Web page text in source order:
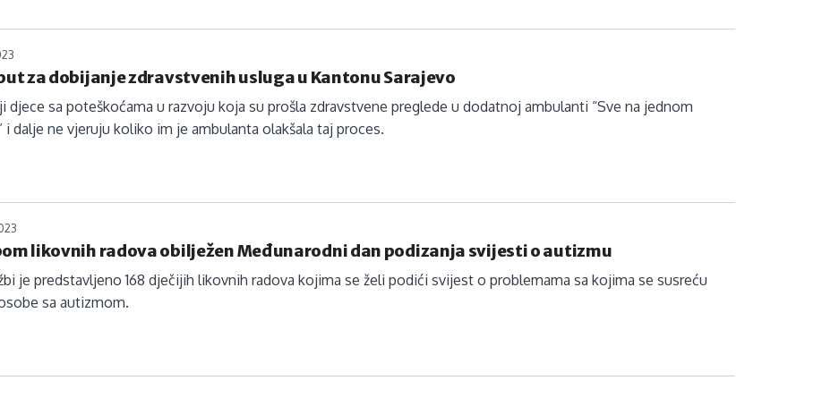
za dobijanje zdravstvenih usluga u Kantonu Sarajevo
djece sa poteškoćama u razvoju koja su prošla zdravstvene preglede u dodatnoj ambulanti “Sve na jednom
i dalje ne vjeruju koliko im je ambulanta olakšala taj proces.
likovnih radova obilježen Međunarodni dan podizanja svijesti o autizmu
je predstavljeno 168 dječijih likovnih radova kojima se želi podići svijest o problemama sa kojima se susreću
sa autizmom.